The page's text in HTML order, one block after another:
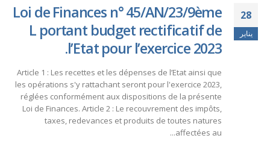
28
يناير
Loi de Finances n° 45/AN/23/9ème
L portant budget rectificatif de
l’Etat pour l’exercice 2023.
Article 1 : Les recettes et les dépenses de l’Etat ainsi que
les opérations s'y rattachant seront pour l'exercice 2023,
réglées conformément aux dispositions de la présente
Loi de Finances. Article 2 : Le recouvrement des impôts,
taxes, redevances et produits de toutes natures
affectées au...